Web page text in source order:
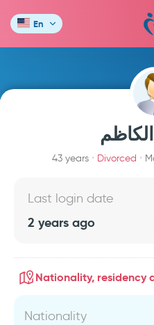
En
43 years Divorced
Last login date
2 years ago
Nationality, residency
Nationality